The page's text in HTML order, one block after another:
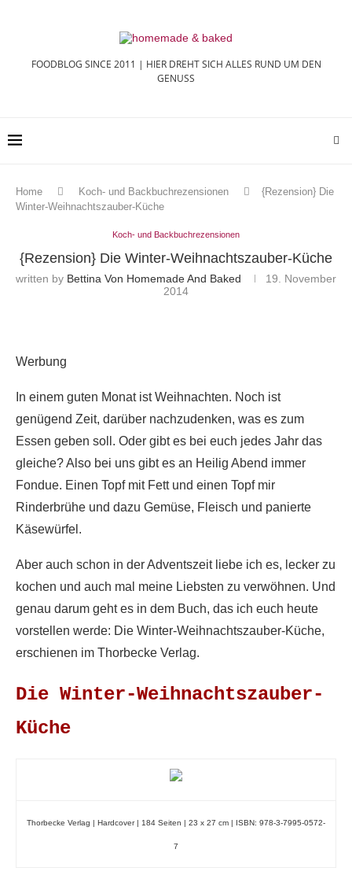
FOODBLOG SINCE 2011 | HIER DREHT SICH ALLES RUND UM DEN
GENUSS
Home Koch- und Backbuchrezensionen
{Rezension} Die
Winter-Weihnachtszauber-Küche
Koch- und Backbuchrezensionen
{Rezension} Die Winter-Weihnachtszauber-Küche
written by Bettina Von Homemade And Baked
19. November
2014
Werbung
In einem guten Monat ist Weihnachten. Noch ist
genügend Zeit, darüber nachzudenken, was es zum
Essen geben soll. Oder gibt es bei euch jedes Jahr das
gleiche? Also bei uns gibt es an Heilig Abend immer
Fondue. Einen Topf mit Fett und einen Topf mir
Rinderbrühe und dazu Gemüse, Fleisch und panierte
Käsewürfel.
Aber auch schon in der Adventszeit liebe ich es, lecker zu
kochen und auch mal meine Liebsten zu verwöhnen. Und
genau darum geht es in dem Buch, das ich euch heute
vorstellen werde: Die Winter-Weihnachtszauber-Küche,
erschienen im Thorbecke Verlag.
Die Winter-Weihnachtszauber-
Küche
Thorbecke Verlag | Hardcover | 184 Seiten | 23 x 27 cm | ISBN: 978-3-7995-0572-
7